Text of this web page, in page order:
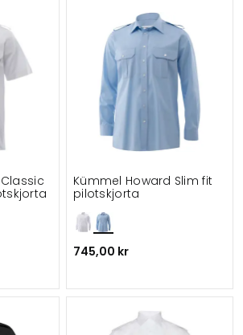
Kümmel Howard Slim fit
pilotskjorta
745,00 kr